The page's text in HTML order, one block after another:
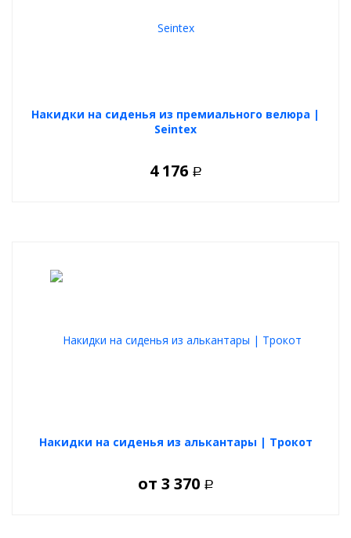
Накидки на сиденья из премиального велюра |
Seintex
4 176 Р
Накидки на сиденья из алькантары | Трокот
от 3 370 Р